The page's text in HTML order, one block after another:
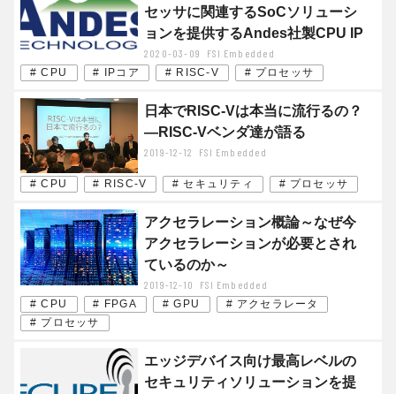
セッサに関連するSoCソリューシ
ョンを提供するAndes社製CPU IP
2020-03-09
FSI Embedded
# CPU
# IPコア # RISC-V # プロセッサ
日本でRISC-Vは本当に流行るの？
―RISC-Vベンダ達が語る
2019-12-12 FSI Embedded
# CPU # RISC-V # セキュリティ # プロセッサ
アクセラレーション概論～なぜ今
アクセラレーションが必要とされ
ているのか～
2019-12-10
FSI Embedded
# CPU
# FPGA # GPU
# アクセラレータ
# プロセッサ
エッジデバイス向け最高レベルの
セキュリティソリューションを提